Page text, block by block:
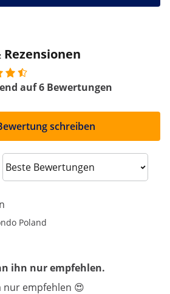
auf 6 Bewertungen
schreiben
Sort reviews
Poland
ihn nur empfehlen.
nur empfehlen 😍